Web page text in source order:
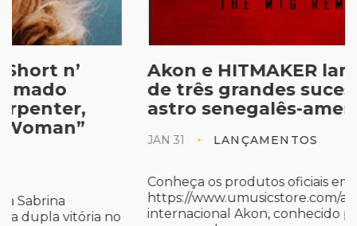
Akon e HITMAKER lançam MTGs
de três grandes sucessos do
astro senegalês-americano
LANÇAMENTOS
Conheça os produtos oficiais em
https://www.umusicstore.com/akon O astro
internacional Akon, conhecido por seus